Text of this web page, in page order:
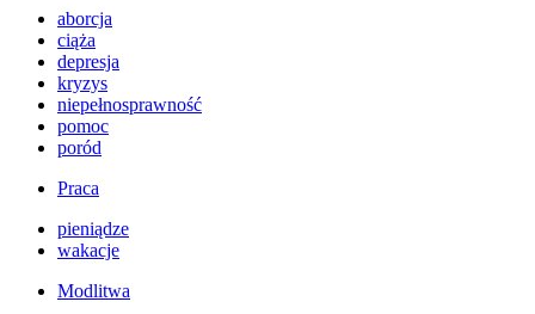
aborcja
ciąża
depresja
kryzys
niepełnosprawność
pomoc
poród
Praca
pieniądze
wakacje
Modlitwa